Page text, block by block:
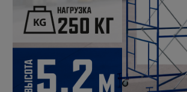
Штукатурные комплекты
Сварочные аппараты
Металл и металлообработка